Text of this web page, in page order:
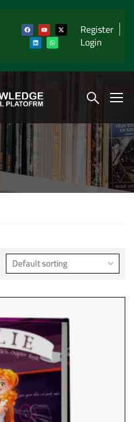
Register
Login